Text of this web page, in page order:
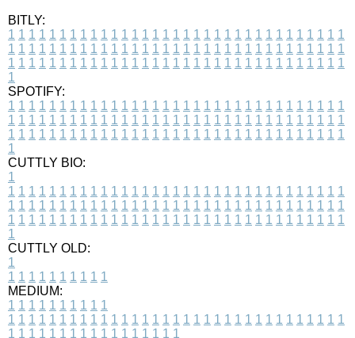
BITLY:
1 1 1 1 1 1 1 1 1 1 1 1 1 1 1 1 1 1 1 1 1 1 1 1 1 1 1 1 1 1 1 1 1
1 1 1 1 1 1 1 1 1 1 1 1 1 1 1 1 1 1 1 1 1 1 1 1 1 1 1 1 1 1 1 1 1
1 1 1 1 1 1 1 1 1 1 1 1 1 1 1 1 1 1 1 1 1 1 1 1 1 1 1 1 1 1 1 1 1
1
SPOTIFY:
1 1 1 1 1 1 1 1 1 1 1 1 1 1 1 1 1 1 1 1 1 1 1 1 1 1 1 1 1 1 1 1 1
1 1 1 1 1 1 1 1 1 1 1 1 1 1 1 1 1 1 1 1 1 1 1 1 1 1 1 1 1 1 1 1 1
1 1 1 1 1 1 1 1 1 1 1 1 1 1 1 1 1 1 1 1 1 1 1 1 1 1 1 1 1 1 1 1 1
1
CUTTLY BIO:
1
1 1 1 1 1 1 1 1 1 1 1 1 1 1 1 1 1 1 1 1 1 1 1 1 1 1 1 1 1 1 1 1 1
1 1 1 1 1 1 1 1 1 1 1 1 1 1 1 1 1 1 1 1 1 1 1 1 1 1 1 1 1 1 1 1 1
1 1 1 1 1 1 1 1 1 1 1 1 1 1 1 1 1 1 1 1 1 1 1 1 1 1 1 1 1 1 1 1 1
1
CUTTLY OLD:
1
1 1 1 1 1 1 1 1 1 1
MEDIUM:
1 1 1 1 1 1 1 1 1 1
1 1 1 1 1 1 1 1 1 1 1 1 1 1 1 1 1 1 1 1 1 1 1 1 1 1 1 1 1 1 1 1 1
1 1 1 1 1 1 1 1 1 1 1 1 1 1 1 1 1